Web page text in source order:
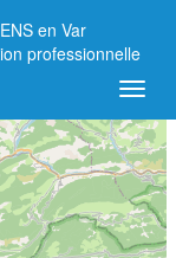
en Var
professionnelle